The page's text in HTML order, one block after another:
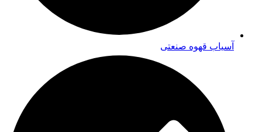
آسیاب قهوه صنعتی